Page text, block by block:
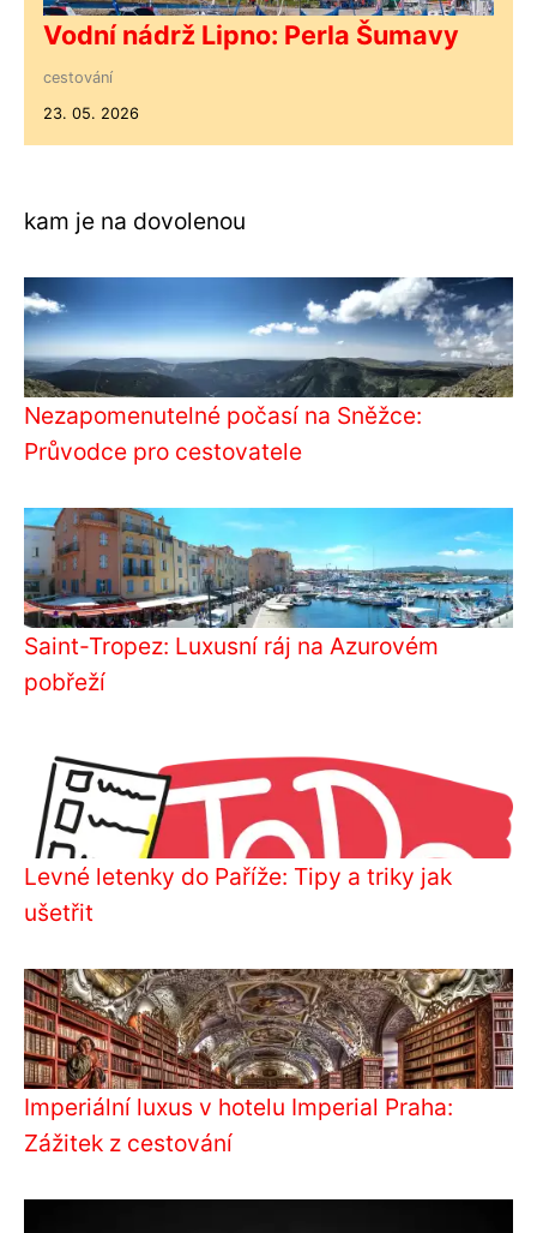
Vodní nádrž Lipno: Perla Šumavy
cestování
23. 05. 2026
kam je na dovolenou
Nezapomenutelné počasí na Sněžce:
Průvodce pro cestovatele
Saint-Tropez: Luxusní ráj na Azurovém
pobřeží
Levné letenky do Paříže: Tipy a triky jak
ušetřit
Imperiální luxus v hotelu Imperial Praha:
Zážitek z cestování